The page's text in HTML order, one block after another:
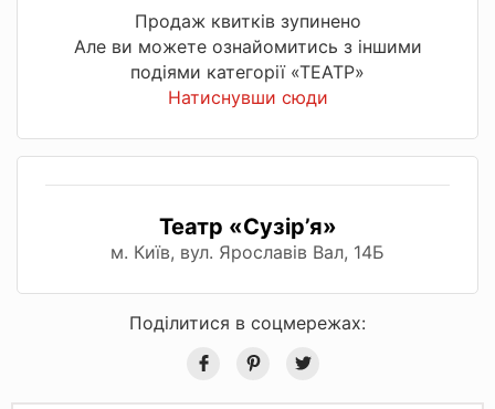
Продаж квитків зупинено
Але ви можете ознайомитись з іншими
подіями категорії «ТЕАТР»
Натиснувши сюди
Театр «Сузір’я»
м. Київ, вул. Ярославів Вал, 14Б
Поділитися в соцмережах: